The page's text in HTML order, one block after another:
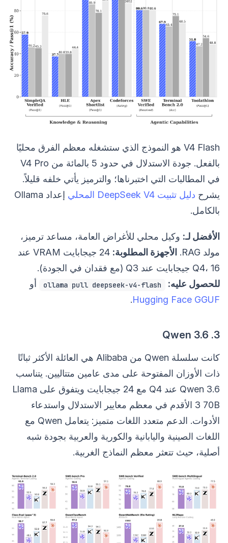
V4 Flash هو النموذج الذي ستشغله معظم الفرق محليًا
بالفعل. جودة الاستدلال في حدود 5 بالمائة من V4 Pro
في المطالبات التي اختبرناها؛ والترميز يأتي خلفه قليلاً.
يشرح دليل تثبيت DeepSeek V4 المحلي
إعداد Ollama
بالكامل.
الأفضل لـ: وكيل محلي للأغراض العامة، مساعد ترميز،
مولد RAG.
الأجهزة المطلوبة:
24 جيجابايت VRAM عند
Q4، 16 جيجابايت عند Q3 (مع فقدان في الجودة).
للحصول عليه:
ollama pull deepseek-v4-flash
أو
Hugging Face GGUF
.
3. Qwen 3.6
كانت سلسلة Qwen من Alibaba هي العائلة الأكثر ثباتًا
ذات الأوزان المفتوحة على مدى عامين متتاليين. يتناسب
Qwen 3.6 عند Q4 مع 24 جيجابايت ويتفوق على Llama
3 70B الأقدم في معظم معايير الاستدلال واستدعاء
الأدوات. الدعم متعدد اللغات متميز: يتعامل Qwen مع
اللغات الصينية واليابانية والكورية والعربية بجودة شبه
أصلية، حيث تتعثر معظم النماذج الغربية.